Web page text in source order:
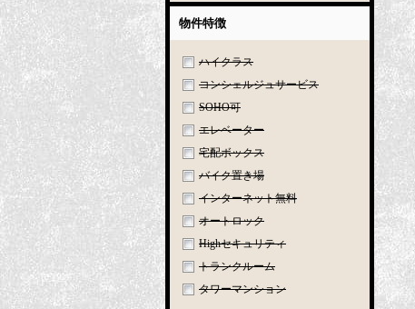
物件特徴
ハイクラス
コンシェルジュサービス
SOHO可
エレベーター
宅配ボックス
バイク置き場
インターネット無料
オートロック
Highセキュリティ
トランクルーム
タワーマンション